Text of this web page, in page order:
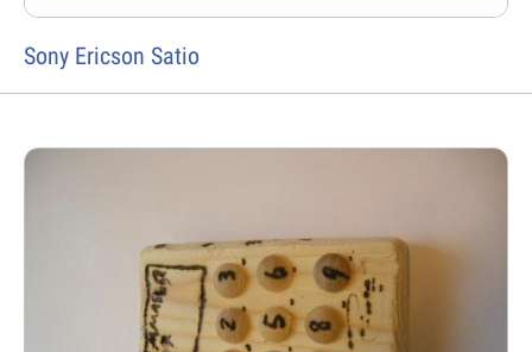
Sony Ericson Satio